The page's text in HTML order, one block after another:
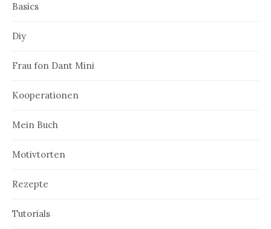
Basics
Diy
Frau fon Dant Mini
Kooperationen
Mein Buch
Motivtorten
Rezepte
Tutorials